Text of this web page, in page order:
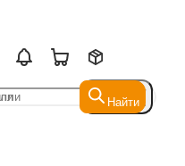
Найти
Найти